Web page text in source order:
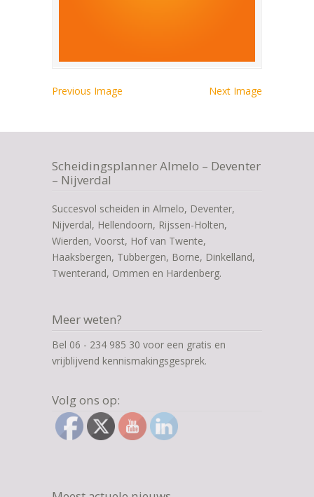
Previous Image Next Image
Scheidingsplanner Almelo – Deventer
– Nijverdal
Succesvol scheiden in Almelo, Deventer,
Nijverdal, Hellendoorn, Rijssen-Holten,
Wierden, Voorst, Hof van Twente,
Haaksbergen, Tubbergen, Borne, Dinkelland,
Twenterand, Ommen en Hardenberg.
Meer weten?
Bel 06 - 234 985 30 voor een gratis en
vrijblijvend kennismakingsgesprek.
Volg ons op: